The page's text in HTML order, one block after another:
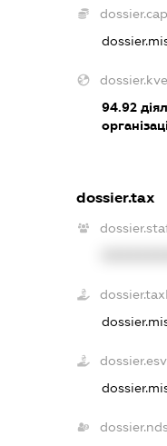
94.92
dossier.tax